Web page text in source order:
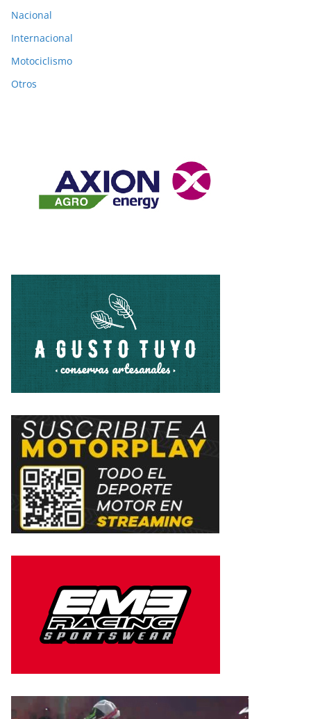
Nacional
Internacional
Motociclismo
Otros